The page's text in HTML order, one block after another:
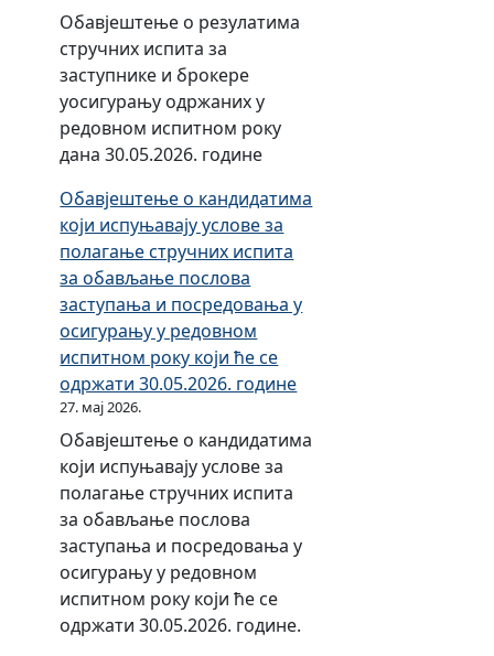
е
л
е
к
т
р
н
с
к
о
п
о
п
у
а
в
а
њ
е
з
а
х
Обавјештење о резулатима
стручних испита за
заступнике и брокере
уосигурању одржаних у
редовном испитном року
дана 30.05.2026. године
Обавјештење о кандидатима
који испуњавају услове за
полагање стручних испита
за обављање послова
заступања и посредовања у
осигурању у редовном
испитном року који ће се
одржати 30.05.2026. године
27. мај 2026.
Обавјештење о кандидатима
који испуњавају услове за
полагање стручних испита
за обављање послова
заступања и посредовања у
осигурању у редовном
испитном року који ће се
одржати 30.05.2026. године.